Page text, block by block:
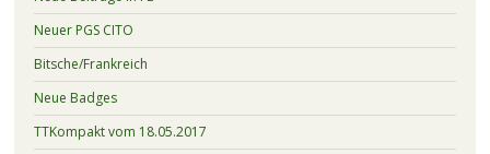
Neuer PGS CITO
Bitsche/Frankreich
Neue Badges
TTKompakt vom 18.05.2017